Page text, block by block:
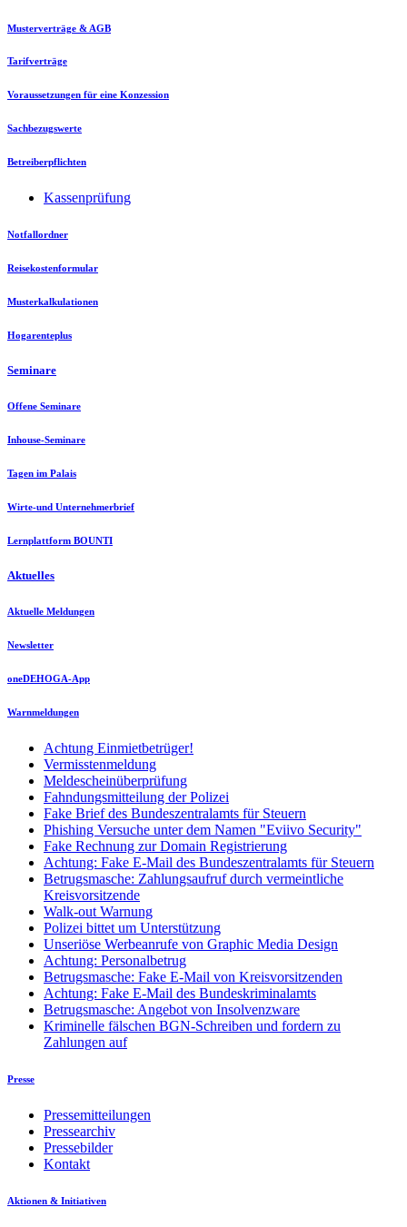
Musterverträge & AGB
Tarifverträge
Voraussetzungen für eine Konzession
Sachbezugswerte
Betreiberpflichten
Kassenprüfung
Notfallordner
Reisekostenformular
Musterkalkulationen
Hogarenteplus
Seminare
Offene Seminare
Inhouse-Seminare
Tagen im Palais
Wirte-und Unternehmerbrief
Lernplattform BOUNTI
Aktuelles
Aktuelle Meldungen
Newsletter
oneDEHOGA-App
Warnmeldungen
Achtung Einmietbetrüger!
Vermisstenmeldung
Meldescheinüberprüfung
Fahndungsmitteilung der Polizei
Fake Brief des Bundeszentralamts für Steuern
Phishing Versuche unter dem Namen "Eviivo Security"
Fake Rechnung zur Domain Registrierung
Achtung: Fake E-Mail des Bundeszentralamts für Steuern
Betrugsmasche: Zahlungsaufruf durch vermeintliche
Kreisvorsitzende
Walk-out Warnung
Polizei bittet um Unterstützung
Unseriöse Werbeanrufe von Graphic Media Design
Achtung: Personalbetrug
Betrugsmasche: Fake E-Mail von Kreisvorsitzenden
Achtung: Fake E-Mail des Bundeskriminalamts
Betrugsmasche: Angebot von Insolvenzware
Kriminelle fälschen BGN-Schreiben und fordern zu
Zahlungen auf
Presse
Pressemitteilungen
Pressearchiv
Pressebilder
Kontakt
Aktionen & Initiativen